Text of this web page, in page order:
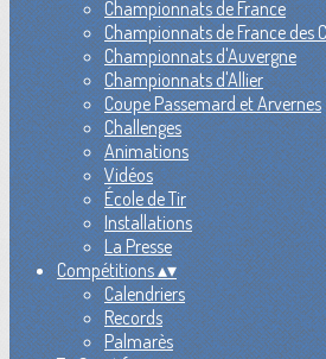
Championnats de France
Championnats de France des
Championnats d'Auvergne
Championnats d'Allier
Coupe Passemard et Arvernes
Challenges
Animations
Vidéos
École de Tir
Installations
La Presse
Compétitions▴▾
Calendriers
Records
Palmarès